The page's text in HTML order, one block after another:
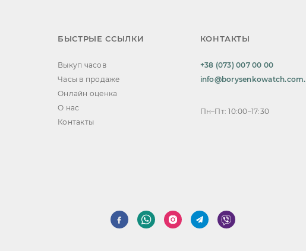
БЫСТРЫЕ ССЫЛКИ
Выкуп часов
Часы в продаже
Онлайн оценка
О нас
Контакты
КОНТАКТЫ
+38 (073) 007 00 00
Пн–Пт: 10:00–17:30